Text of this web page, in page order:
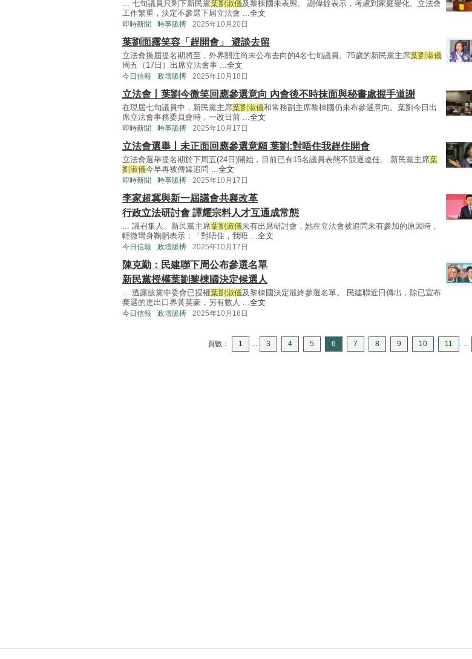
... 七旬議員只剩下新民黨葉劉淑儀及黎棟國未表態。 謝偉銓表示，考慮到家庭變化、立法會
工作繁重，決定不參選下屆立法會 ...全文
即時新聞 時事脈搏 2025年10月20日
葉劉面露笑容「趕開會」 避談去留
立法會換屆提名期將至，外界關注尚未公布去向的4名七旬議員。75歲的新民黨主席葉劉淑儀
周五（17日）出席立法會事 ...全文
今日信報 政壇脈搏 2025年10月18日
立法會丨葉劉今微笑回應參選意向 內會後不時抹面與秘書處握手道謝
在現屆七旬議員中，新民黨主席葉劉淑儀和常務副主席黎棟國仍未布參選意向。葉劉今日出
席立法會事務委員會時，一改日前 ...全文
即時新聞 時事脈搏 2025年10月17日
立法會選舉丨未正面回應參選意願 葉劉:對唔住我趕住開會
立法會選舉提名期於下周五(24日)開始，目前已有15名議員表態不競逐連任。 新民黨主席葉
劉淑儀今早再被傳媒追問 ...全文
即時新聞 時事脈搏 2025年10月17日
李家超冀與新一屆議會共襄改革
行政立法研討會 譚耀宗料人才互通成常態
... 議召集人、新民黨主席葉劉淑儀未有出席研討會，她在立法會被追問未有參加的原因時，
輕微彎身鞠躬表示：「對唔住，我唔 ...全文
今日信報 政壇脈搏 2025年10月17日
陳克勤：民建聯下周公布參選名單
新民黨授權葉劉黎棟國決定候選人
... 透露該黨中委會已授權葉劉淑儀及黎棟國決定最終參選名單。 民建聯近日傳出，除已宣布
棄選的進出口界黃英豪，另有數人 ...全文
今日信報 政壇脈搏 2025年10月16日
頁數： 1 ... 3 4 5 6 7 8 9 10 11 ...